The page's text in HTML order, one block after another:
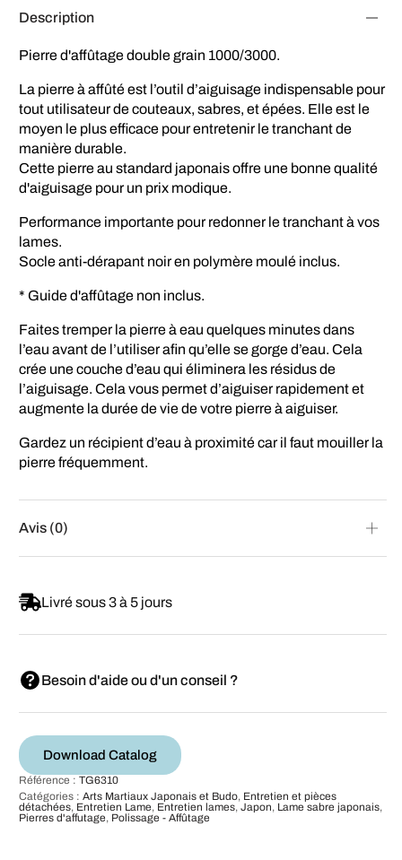
Description
Pierre d'affûtage double grain 1000/3000.
La pierre à affûté est l’outil d’aiguisage indispensable pour
tout utilisateur de couteaux, sabres, et épées. Elle est le
moyen le plus efficace pour entretenir le tranchant de
manière durable.
Cette pierre au standard japonais offre une bonne qualité
d'aiguisage pour un prix modique.
Performance importante pour redonner le tranchant à vos
lames.
Socle anti-dérapant noir en polymère moulé inclus.
* Guide d'affûtage non inclus.
Faites tremper la pierre à eau quelques minutes dans
l’eau avant de l’utiliser afin qu’elle se gorge d’eau. Cela
crée une couche d’eau qui éliminera les résidus de
l’aiguisage. Cela vous permet d’aiguiser rapidement et
augmente la durée de vie de votre pierre à aiguiser.
Gardez un récipient d’eau à proximité car il faut mouiller la
pierre fréquemment.
Avis (0)
Livré sous 3 à 5 jours
Besoin d'aide ou d'un conseil ?
Download Catalog
Référence : TG6310
Catégories : Arts Martiaux Japonais et Budo, Entretien et pièces
détachées, Entretien Lame, Entretien lames, Japon, Lame sabre japonais,
Pierres d'affutage, Polissage - Affûtage